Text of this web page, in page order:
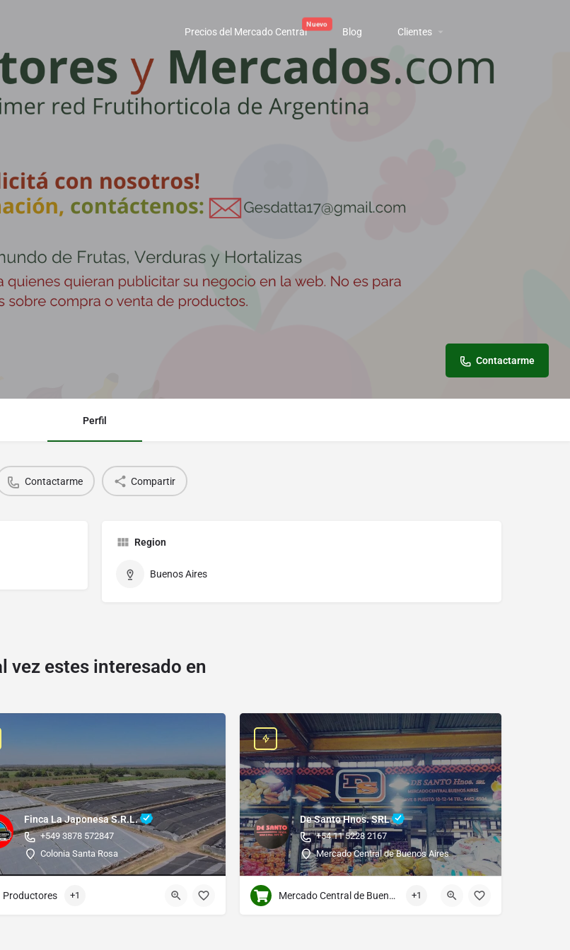
Precios del Mercado Central Blog Clientes
Contactarme
Perfil
Contactarme Compartir
Region
Buenos Aires
vez estes interesado en
Finca La Japonesa S.R.L.
+549 3878 572847
Colonia Santa Rosa
Productores +1
De Santo Hnos. SRL
+54 11 5228 2167
Mercado Central de Buenos Aires
Mercado Central de Buenos Aires +1